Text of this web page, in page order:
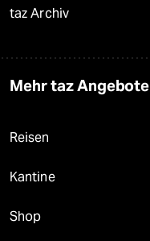
taz Archiv
Mehr taz Angebote
Reisen
Kantine
Shop